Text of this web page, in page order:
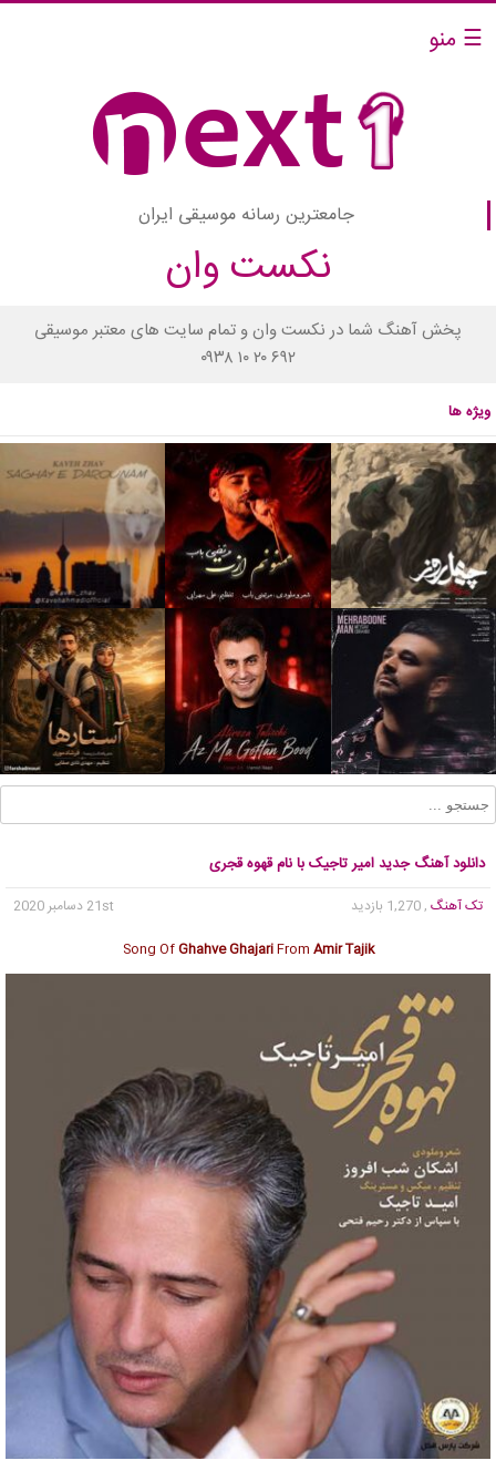
☰ منو
جامعترین رسانه موسیقی ایران
نکست وان
پخش آهنگ شما در نکست وان و تمام سایت های معتبر موسیقی
۰۹۳۸ ۱۰ ۲۰ ۶۹۲
ویژه ها
دانلود آهنگ جدید امیر تاجیک با نام قهوه قجری
تک آهنگ , 1,270 بازدید
21st دسامبر 2020
Song OfGhahve GhajariFrom Amir Tajik